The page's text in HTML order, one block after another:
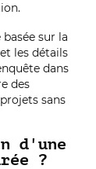
sur la
les détails
dans
des
sans
d'une
?